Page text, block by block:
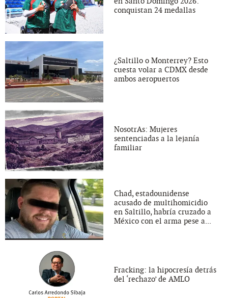
conquistan 24 medallas
¿Saltillo o Monterrey? Esto
cuesta volar a CDMX desde
ambos aeropuertos
NosotrAs: Mujeres
sentenciadas a la lejanía
familiar
Chad, estadounidense
acusado de multihomicidio
en Saltillo, habría cruzado a
México con el arma pese a...
Fracking: la hipocresía detrás
del ‘rechazo’ de AMLO